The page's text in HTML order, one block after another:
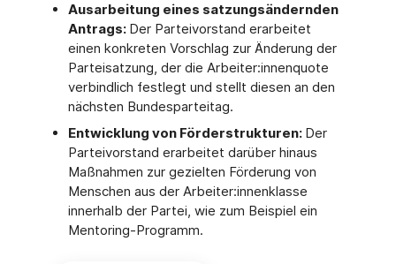
Ausarbeitung eines satzungsändernden
Antrags: Der Parteivorstand erarbeitet
einen konkreten Vorschlag zur Änderung der
Parteisatzung, der die Arbeiter:innenquote
verbindlich festlegt und stellt diesen an den
nächsten Bundesparteitag.
Entwicklung von Förderstrukturen: Der
Parteivorstand erarbeitet darüber hinaus
Maßnahmen zur gezielten Förderung von
Menschen aus der Arbeiter:innenklasse
innerhalb der Partei, wie zum Beispiel ein
Mentoring-Programm.